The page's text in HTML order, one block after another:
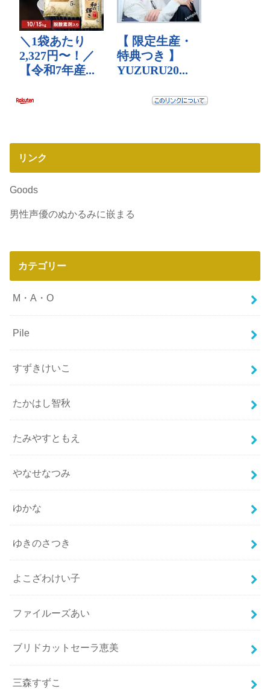
リンク
Goods
男性声優のぬかるみに嵌まる
カテゴリー
M・A・O
Pile
すずきけいこ
たかはし智秋
たみやすともえ
やなせなつみ
ゆかな
ゆきのさつき
よこざわけい子
ファイルーズあい
ブリドカットセーラ恵美
三森すずこ